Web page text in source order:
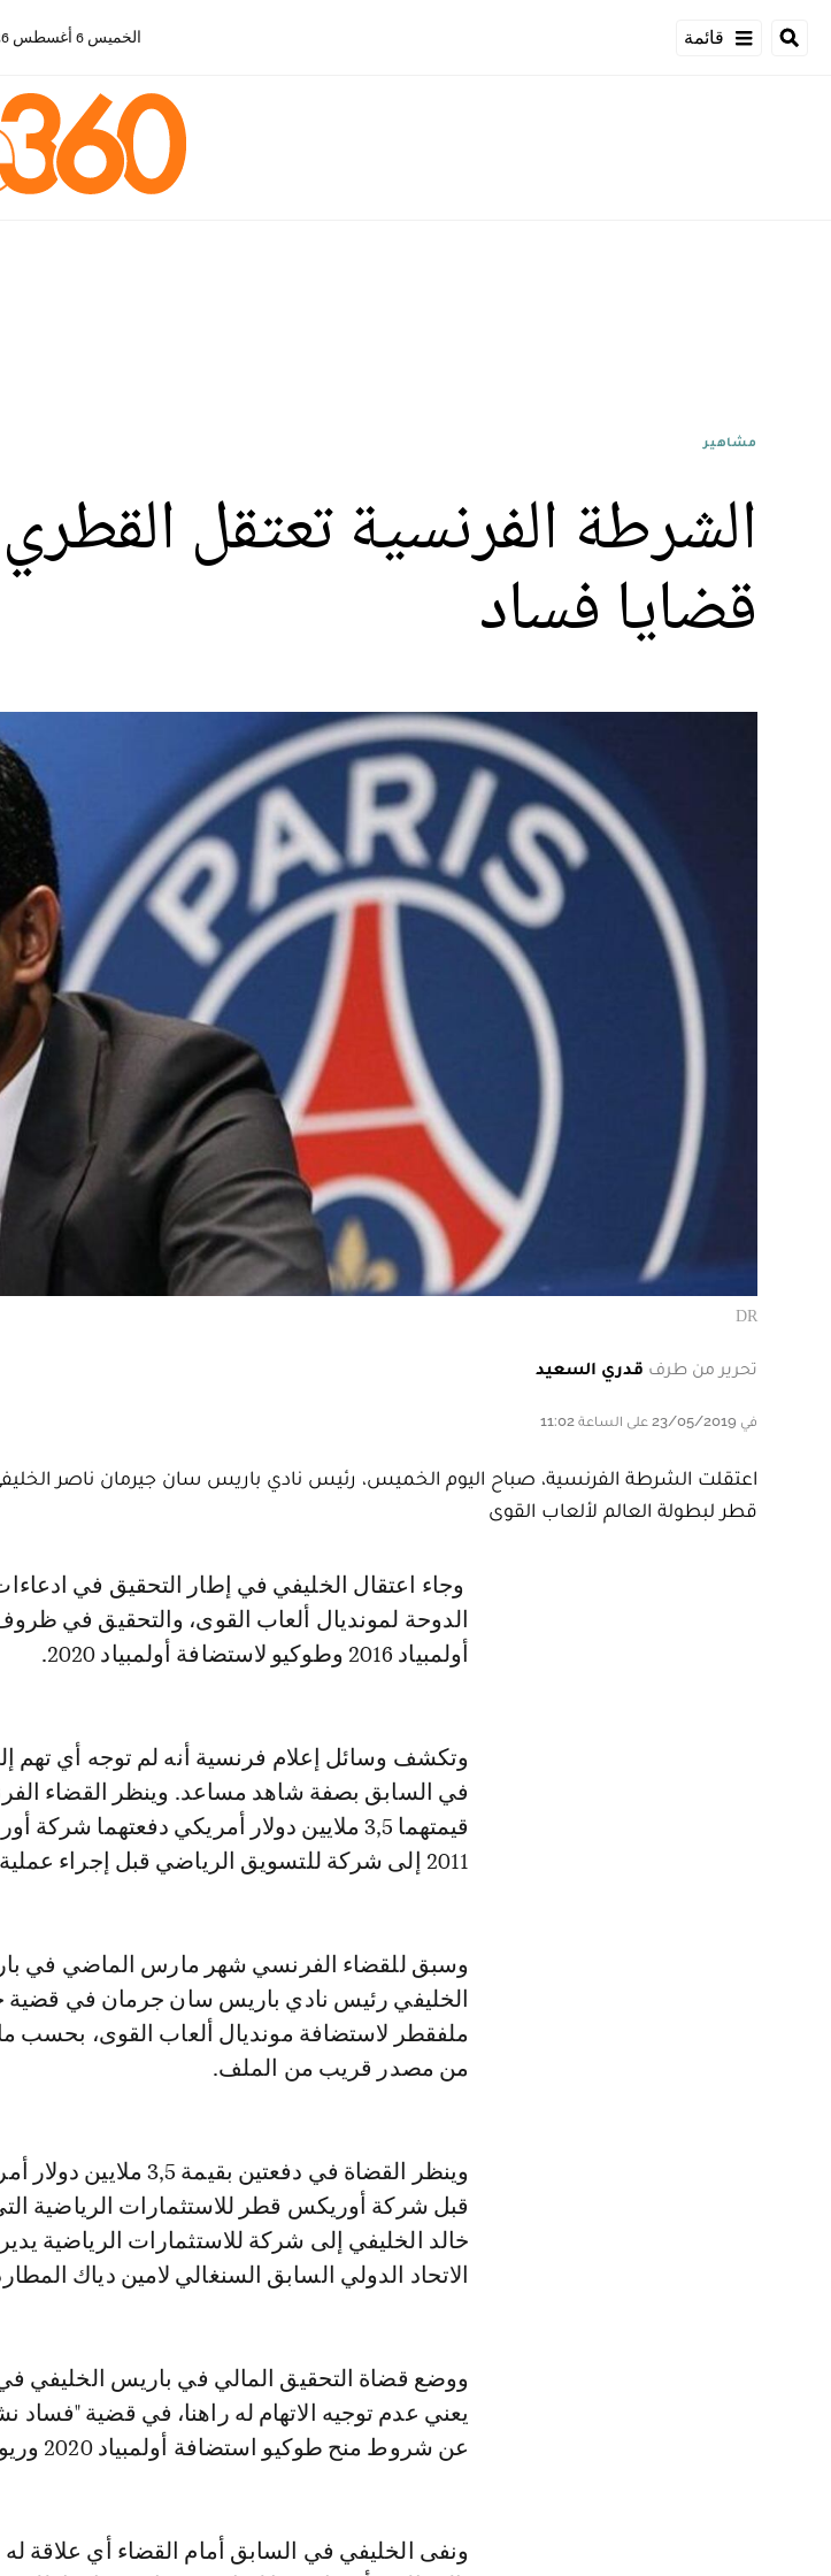
قائمة الخميس 6 أغسطس
مشاهير
الشرطة الفرنسية تعتقل
قضايا فساد
DR
تحرير من طرف قدري السعيد
في 23/05/2019 على الساعة 11:02
اعتقلت الشرطة الفرنسية، صباح اليوم الخميس، رئيس نادي باريس سان جيرمان ناصر
قطر لبطولة العالم لألعاب القوى
وجاء اعتقال الخليفي في إطار التحقيق في ادعاءات بالفساد في ملف استضافة
الدوحة لمونديال ألعاب القوى، والتحقيق في
أولمبياد 2016 وطوكيو لاستضافة أولمبياد 2020.
وتكشف وسائل إعلام فرنسية أنه لم توجه أي تهم
في السابق بصفة شاهد مساعد. وينظر القضاء
قيمتهما 3,5 ملايين دولار أمريكي دفعتهما
2011 إلى شركة للتسويق الرياضي قبل إجراء عملية التصويت.
وسبق للقضاء الفرنسي شهر مارس الماضي في
الخليفي رئيس نادي باريس سان جرمان في
ملفقطر لاستضافة مونديال ألعاب القوى، بحسب ما
من مصدر قريب من الملف.
قبل شركة أوريكس قطر للاستثمارات الرياضية
خالد الخليفي إلى شركة للاستثمارات الرياضية
الاتحاد الدولي السابق السنغالي لامين دياك
ووضع قضاة التحقيق المالي في باريس الخليفي
يعني عدم توجيه الاتهام له راهنا، في قضية
عن شروط منح طوكيو استضافة أولمبياد 2020 وريو دي جانيرو أولمبياد 2016.
ونفى الخليفي في السابق أمام القضاء أي علاقة له